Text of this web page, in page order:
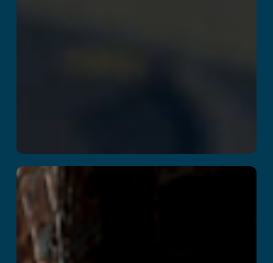
僵尸城市工厂
阅读更多